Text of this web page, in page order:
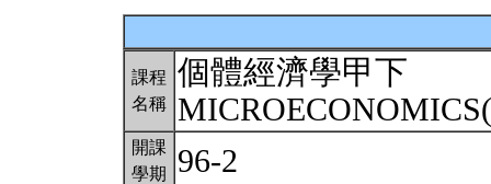
課程
名稱
個體經濟學甲下
開課
學期
96-2